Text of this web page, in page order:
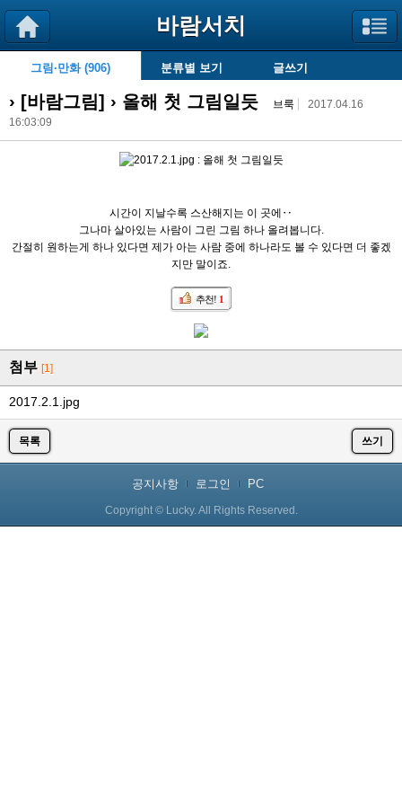
바람서치
그림·만화 (906) 분류별 보기 글쓰기
› [바람그림] › 올해 첫 그림일듯 브룩
2017.04.16
16:03:09
시간이 지날수록 스산해지는 이 곳에‥
그나마 살아있는 사람이 그린 그림 하나 올려봅니다.
간절히 원하는게 하나 있다면 제가 아는 사람 중에 하나라도 볼 수 있다면 더 좋겠
지만 말이죠.
추천! 1
첨부 [1]
2017.2.1.jpg
목록 쓰기
공지사항 로그인 PC
Copyright © Lucky. All Rights Reserved.